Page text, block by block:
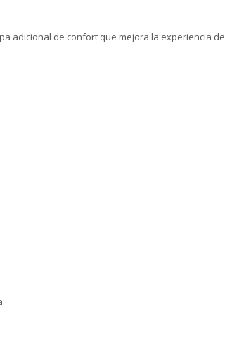
adicional de confort que mejora la experiencia de